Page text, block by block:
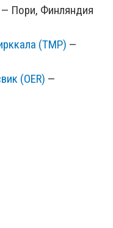
— Пори, Финляндия
(TMP) —
(OER) —